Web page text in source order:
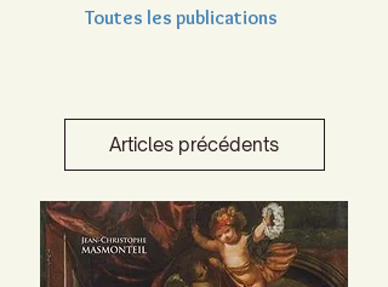
Toutes les publications
Articles précédents